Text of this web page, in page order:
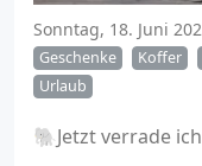
Sonntag, 18. Juni
Geschenke
Koffer
Urlaub
🐘Jetzt verrade